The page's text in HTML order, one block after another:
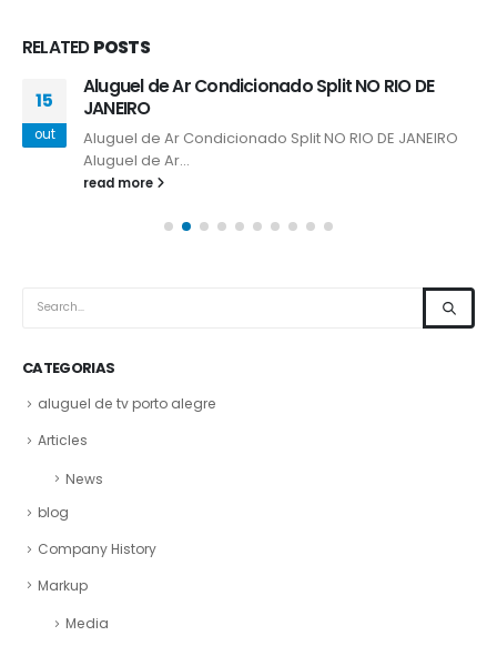
RELATEDPOSTS
15
out
Aluguel de Ar Condicionado Split NO RIO DE
JANEIRO
Aluguel de Ar Condicionado Split NO RIO DE JANEIRO
Aluguel de Ar...
read more
CATEGORIAS
aluguel de tv porto alegre
Articles
News
blog
Company History
Markup
Media